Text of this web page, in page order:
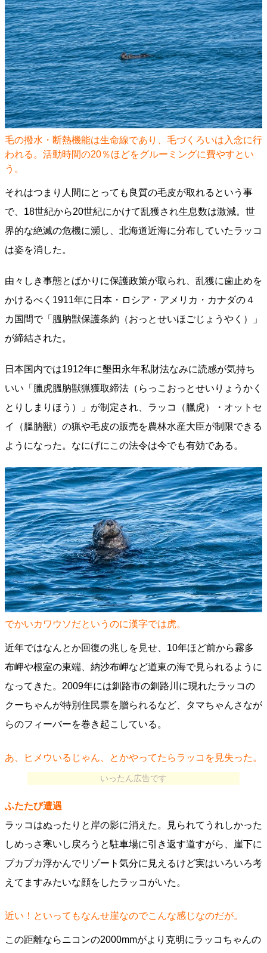
毛の撥水・断熱機能は生命線であり、毛づくろいは入念に行
われる。活動時間の20％ほどをグルーミングに費やすとい
う。
それはつまり人間にとっても良質の毛皮が取れるという事
で、18世紀から20世紀にかけて乱獲され生息数は激減。世
界的な絶滅の危機に瀕し、北海道近海に分布していたラッコ
は姿を消した。
由々しき事態とばかりに保護政策が取られ、乱獲に歯止めを
かけるべく1911年に日本・ロシア・アメリカ・カナダの４
カ国間で「膃肭獣保護条約（おっとせいほごじょうやく）」
が締結された。
日本国内では1912年に墾田永年私財法なみに読感が気持ち
いい「臘虎膃肭獣猟獲取締法（らっこおっとせいりょうかく
とりしまりほう）」が制定され、ラッコ（臘虎）・オットセ
イ（膃肭獣）の猟や毛皮の販売を農林水産大臣が制限できる
ようになった。なにげにこの法令は今でも有効である。
でかいカワウソだというのに漢字では虎。
近年ではなんとか回復の兆しを見せ、10年ほど前から霧多
布岬や根室の東端、納沙布岬など道東の海で見られるように
なってきた。2009年には釧路市の釧路川に現れたラッコの
クーちゃんが特別住民票を贈られるなど、タマちゃんさなが
らのフィーバーを巻き起こしている。
あ、ヒメウいるじゃん、とかやってたらラッコを見失った。
いったん広告です
ふたたび遭遇
ラッコはぬったりと岸の影に消えた。見られてうれしかった
しめっさ寒いし戻ろうと駐車場に引き返す道すがら、崖下に
プカプカ浮かんでリゾート気分に見えるけど実はいろいろ考
えてますみたいな顔をしたラッコがいた。
近い！といってもなんせ崖なのでこんな感じなのだが。
この距離ならニコンの2000mmがより克明にラッコちゃんの